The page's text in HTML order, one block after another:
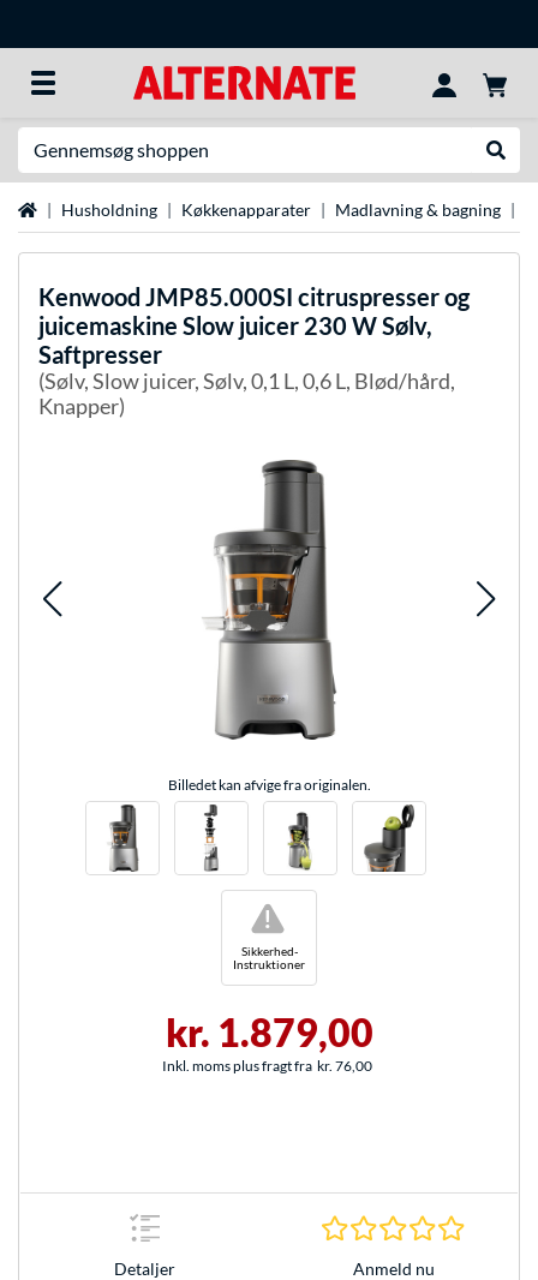
StartsideHusholdning Køkkenapparater Madlavning & bagning
Kenwood JMP85.000SI citruspresser og
juicemaskine Slow juicer 230 W Sølv,
Saftpresser
(Sølv, Slow juicer, Sølv, 0,1 L, 0,6 L, Blød/hård,
Knapper)
Billedet kan afvige fra originalen.
Sikkerhed-
Instruktioner
!
kr. 1.879,00
Inkl. moms plus fragt fra kr. 76,00
Detaljer Anmeld nu